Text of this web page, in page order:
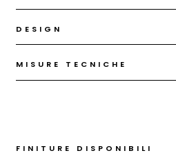
DESIGN
MISURE TECNICHE
FINITURE DISPONIBILI